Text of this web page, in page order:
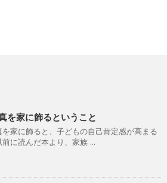
を家に飾るということ
を家に飾ると、子どもの自己肯定感が高まる
に読んだ本より、家族 ...